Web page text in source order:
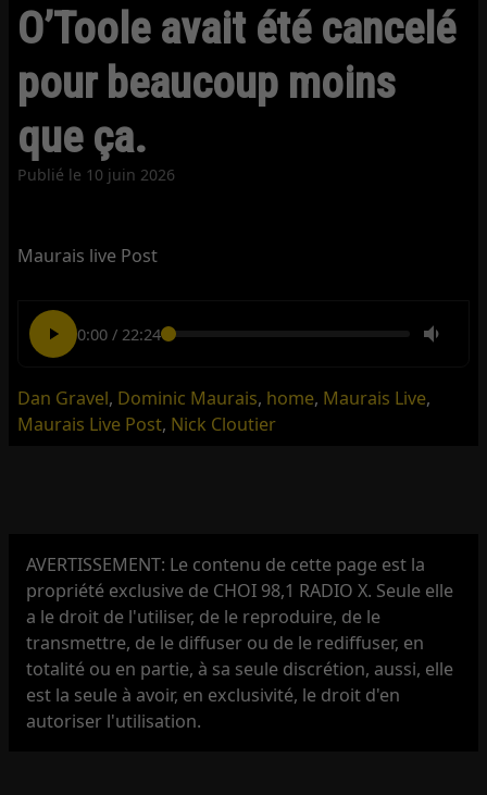
O’Toole avait été cancelé
pour beaucoup moins
que ça.
Publié le 10 juin 2026
Maurais live Post
0:00/ 22:24
Dan Gravel, Dominic Maurais, home, Maurais Live,
Maurais Live Post, Nick Cloutier
AVERTISSEMENT: Le contenu de cette page est la
propriété exclusive de CHOI 98,1 RADIO X. Seule elle
a le droit de l'utiliser, de le reproduire, de le
transmettre, de le diffuser ou de le rediffuser, en
totalité ou en partie, à sa seule discrétion, aussi, elle
est la seule à avoir, en exclusivité, le droit d'en
autoriser l'utilisation.